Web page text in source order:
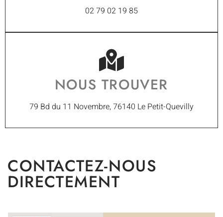
02 79 02 19 85
NOUS TROUVER
79 Bd du 11 Novembre, 76140 Le Petit-Quevilly
CONTACTEZ-NOUS
DIRECTEMENT